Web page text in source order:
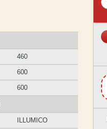
460
600
600
ILLUMICO